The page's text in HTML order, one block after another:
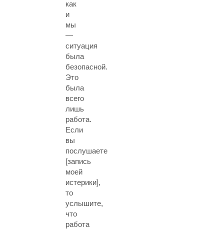
как
и
мы
—
ситуация
была
безопасной.
Это
была
всего
лишь
работа.
Если
вы
послушаете
[запись
моей
истерики],
то
услышите,
что
работа